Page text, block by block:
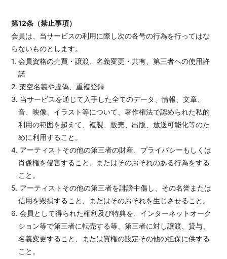
第12条（禁止事項）
会員は、当サービスの利用に際し次の各号の行為を行ってはな
らないものとします。
1. 会員資格の売買・譲渡、名義変更・共有、第三者への使用許
諾
2. 架空名義や虚偽、重複登録
3. 当サービスを通じて入手した全てのデータ、情報、文章、
音、映像、イラスト等について、著作権法で認められた私的
利用の範囲を超えて、複製、販売、出版、放送可能化等のた
めに利用すること。
4. アーティストその他の第三者の財産、プライバシーもしくは
肖像権を侵害すること、またはそのおそれのある行為をする
こと。
5. アーティストその他の第三者を誹謗中傷し、その名誉または
信用を毀損すること、またはそのおそれを生じさせること。
6. 会員として得られた権利及び特典を、インターネットオーク
ション等で第三者に転売する等、第三者に対し譲渡、貸与、
名義変更すること、または質権の設定その他の担保に供する
こと。